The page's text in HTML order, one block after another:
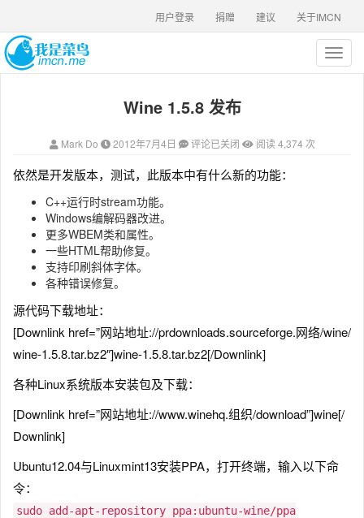
关于IMCN
建议
捐赠
用户登录
T
o
Wine 1.5.8 发布
Mark Do 2012年7月4日 评论已关闭 阅读 4,374 次
依然是开发版本，测试，此版本中有什么新的功能：
C++运行时stream功能。
Windows编解码器改进。
更多WBEM类和属性。
一些HTML帮助修复。
支持印刷斜体字体。
各种错误修复。
源代码下载地址：
[Downlink href=”网站地址://prdownloads.sourceforge.网络/wine/
wine-1.5.8.tar.bz2″]wine-1.5.8.tar.bz2[/Downlink]
各种Linux系统版本安装包及下载：
[Downlink href=”网站地址://www.winehq.组织/download”]wine[/
Downlink]
Ubuntu12.04与Linuxmint13安装PPA，打开终端，输入以下命
令：
sudo add-apt-repository ppa:ubuntu-wine/ppa